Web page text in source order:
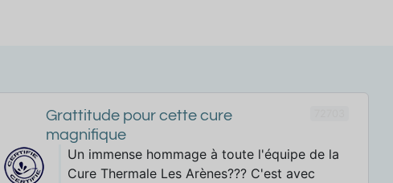
Grattitude pour cette cure
magnifique
Un immense hommage à toute l'équipe de la
Cure Thermale Les Arènes??? C'est avec